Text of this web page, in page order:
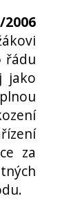
řádu
jako
za